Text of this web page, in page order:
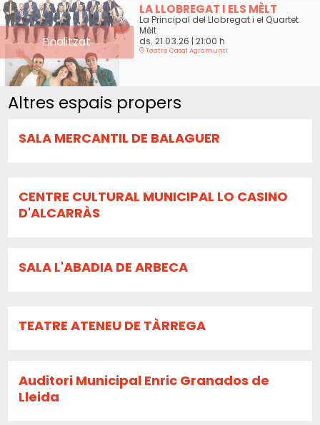
Finalitzat
LA LLOBREGAT I ELS MÈLT
La Principal del Llobregat i el Quartet
Mèlt
ds. 21.03.26 | 21:00 h
Teatre Casal Agramuntí
Altres espais propers
SALA MERCANTIL DE BALAGUER
CENTRE CULTURAL MUNICIPAL LO CASINO
D'ALCARRÀS
SALA L'ABADIA DE ARBECA
TEATRE ATENEU DE TÀRREGA
Auditori Municipal Enric Granados de
Lleida